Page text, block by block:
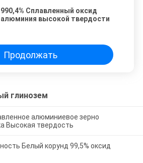
990,4% Сплавленный оксид
алюминия высокой твердости
Продолжать
глинозем
алюминиевое зерно
Высокая твердость
Белый корунд 99,5% оксид